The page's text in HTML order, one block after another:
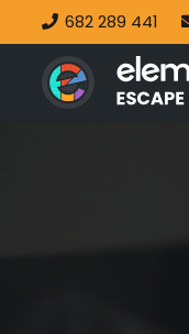
682 289 441